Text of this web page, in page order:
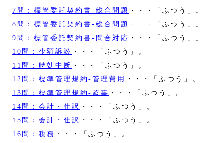
7問：標管委託契約書‐総合問題
・・・「ふつう」。
8問：標管委託契約書‐総合問題
・・・「ふつう」。
9問：標管委託契約書‐問合対応 ・・・「ふつう」。
10問：少額訴訟 ・・・「ふつう」。
11問：時効中断 ・・・「ふつう」。
12問：標準管理規約‐管理費用
・・・「ふつう」。
13問：標準管理規約‐監事 ・・・「ふつう」。
14問：会計・仕訳
・・・「ふつう」。
15問：会計・仕訳
・・・「ふつう」。
16問：税務
・・・「ふつう」。